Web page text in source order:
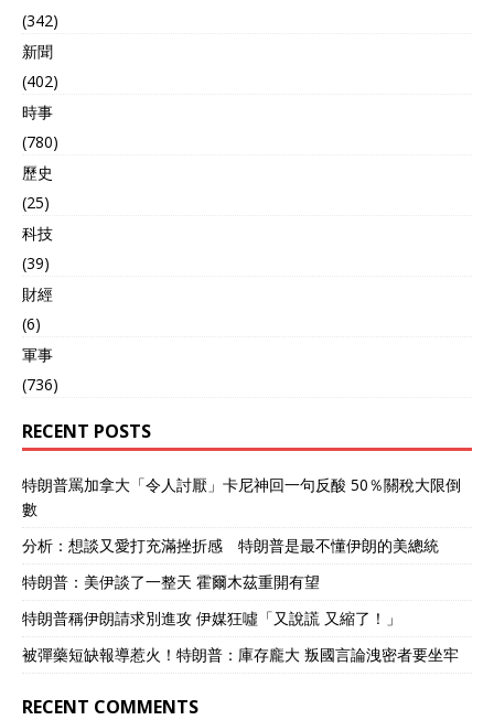
(342)
新聞
(402)
時事
(780)
歷史
(25)
科技
(39)
財經
(6)
軍事
(736)
RECENT POSTS
特朗普罵加拿大「令人討厭」卡尼神回一句反酸 50％關稅大限倒
數
分析：想談又愛打充滿挫折感 特朗普是最不懂伊朗的美總統
特朗普：美伊談了一整天 霍爾木茲重開有望
特朗普稱伊朗請求別進攻 伊媒狂噓「又說謊 又縮了！」
被彈藥短缺報導惹火！特朗普：庫存龐大 叛國言論洩密者要坐牢
RECENT COMMENTS